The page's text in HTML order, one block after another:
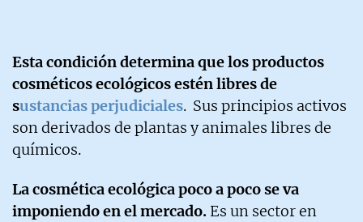
Esta condición determina que los productos
cosméticos ecológicos estén libres de
sustancias perjudiciales. Sus principios activos
son derivados de plantas y animales libres de
químicos.
La cosmética ecológica poco a poco se va
imponiendo en el mercado. Es un sector en